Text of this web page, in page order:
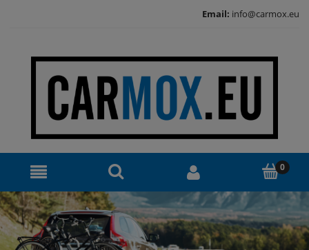
Email: info@carmox.eu